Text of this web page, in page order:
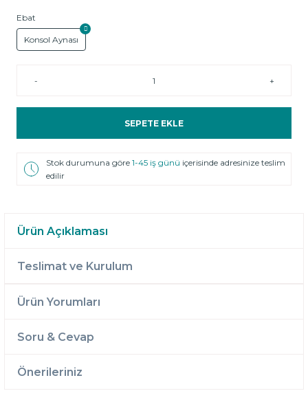
Ebat
Konsol Aynası
- +
SEPETE EKLE
Stok durumuna göre1-45 iş günü içerisinde adresinize teslim
edilir
Ürün Açıklaması
Teslimat ve Kurulum
Ürün Yorumları
Soru & Cevap
Önerileriniz